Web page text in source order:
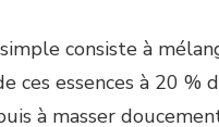
consiste à
ces essences à 20 %
à masser